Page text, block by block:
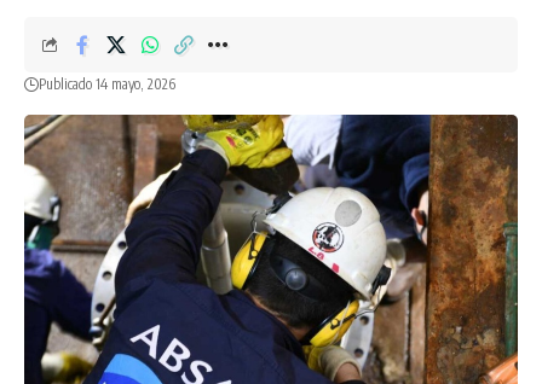
Publicado 14 mayo, 2026